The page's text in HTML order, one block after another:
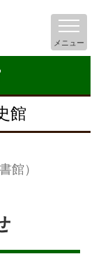
館
メニュー
館）